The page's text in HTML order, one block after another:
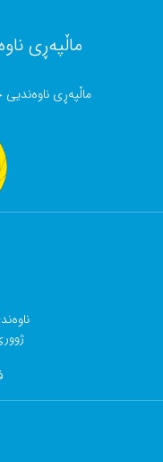
ماڵپەڕی
ماڵپەڕی